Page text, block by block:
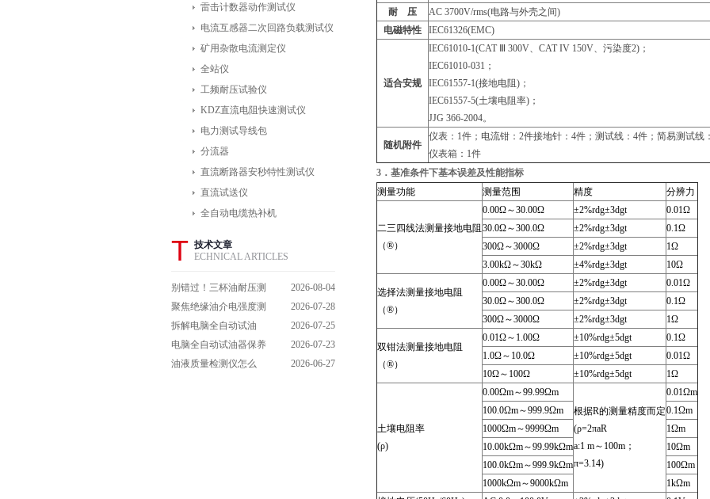
雷击计数器动作测试仪
电流互感器二次回路负载测试仪
矿用杂散电流测定仪
全站仪
工频耐压试验仪
KDZ直流电阻快速测试仪
电力测试导线包
分流器
直流断路器安秒特性测试仪
直流试送仪
全自动电缆热补机
T 技术文章
ECHNICAL ARTICLES
别错过！三杯油耐压测
试仪操作流程全解析，
一步到位不踩坑
2026-08-04
聚焦绝缘油介电强度测
试仪：那些决定检测效
能的关键特点
2026-07-28
拆解电脑全自动试油
器：核心组成部件，藏
着哪些硬核运行逻辑？
2026-07-25
电脑全自动试油器保养
全攻略：轻松延长设备
2026-07-23
油液质量检测仪怎么
2026-06-27
耐 压
AC 3700V/rms(电路与外壳之间)
电磁特性
IEC61326(EMC)
适合安规
IEC61010-1(CAT
Ⅲ 300V、CAT IV 150V、污染度2)；
IEC61010-031 ；
IEC61557-1(接地电阻)；
IEC61557-5(土壤电阻率)；
JJG 366-2004。
随机附件
仪表：1件；电流钳：2件接地针：4件；测试线：4件；简易测试线
仪表箱：1件
3 ．基准条件下基本误差及性能指标
测量功能
测量范围 精度 分辨力
二三四线法测量接地电阻
（®）
0.00Ω～30.00Ω ±2%rdg±3dgt 0.01Ω
30.0Ω～300.0Ω ±2%rdg±3dgt 0.1Ω
300Ω～3000Ω ±2%rdg±3dgt 1Ω
3.00kΩ～30kΩ ±4%rdg±3dgt 10Ω
选择法测量接地电阻
（®）
0.00Ω～30.00Ω ±2%rdg±3dgt 0.01Ω
30.0Ω～300.0Ω ±2%rdg±3dgt 0.1Ω
300Ω～3000Ω ±2%rdg±3dgt 1Ω
双钳法测量接地电阻
（®）
0.01Ω～1.00Ω ±10%rdg±5dgt 0.1Ω
1.0Ω～10.0Ω ±10%rdg±5dgt 0.01Ω
10Ω～100Ω ±10%rdg±5dgt 1Ω
土壤电阻率
(ρ)
0.00Ωm～99.99Ωm
根据R的测量精度而定
(ρ=2πaR
a:1 m～100m；
π=3.14)
0.01Ωm
100.0Ωm～999.9Ωm 0.1Ωm
1000Ωm～9999Ωm 1Ωm
10.00kΩm～99.99kΩm 10Ωm
100.0kΩm～999.9kΩm 100Ωm
1000kΩm～9000kΩm 1kΩm